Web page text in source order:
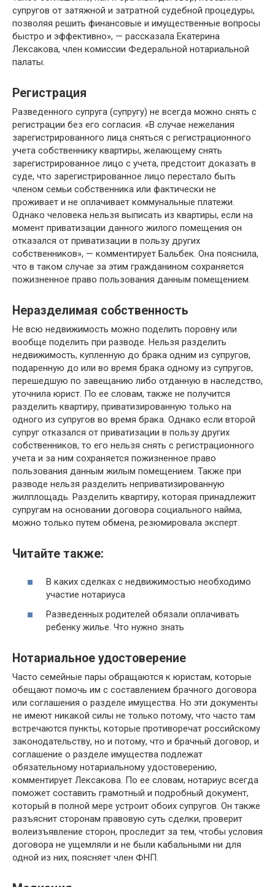
супругов от затяжной и затратной судебной процедуры,
позволяя решить финансовые и имущественные вопросы
быстро и эффективно», — рассказала Екатерина
Лексакова, член комиссии Федеральной нотариальной
палаты.
Регистрация
Разведенного супруга (супругу) не всегда можно снять с
регистрации без его согласия. «В случае нежелания
зарегистрированного лица сняться с регистрационного
учета собственнику квартиры, желающему снять
зарегистрированное лицо с учета, предстоит доказать в
суде, что зарегистрированное лицо перестало быть
членом семьи собственника или фактически не
проживает и не оплачивает коммунальные платежи.
Однако человека нельзя выписать из квартиры, если на
момент приватизации данного жилого помещения он
отказался от приватизации в пользу других
собственников», — комментирует Бальбек. Она пояснила,
что в таком случае за этим гражданином сохраняется
пожизненное право пользования данным помещением.
Неразделимая собственность
Не всю недвижимость можно поделить поровну или
вообще поделить при разводе. Нельзя разделить
недвижимость, купленную до брака одним из супругов,
подаренную до или во время брака одному из супругов,
перешедшую по завещанию либо отданную в наследство,
уточнила юрист. По ее словам, также не получится
разделить квартиру, приватизированную только на
одного из супругов во время брака. Однако если второй
супруг отказался от приватизации в пользу других
собственников, то его нельзя снять с регистрационного
учета и за ним сохраняется пожизненное право
пользования данным жилым помещением. Также при
разводе нельзя разделить неприватизированную
жилплощадь. Разделить квартиру, которая принадлежит
супругам на основании договора социального найма,
можно только путем обмена, резюмировала эксперт.
Читайте также:
В каких сделках с недвижимостью необходимо
участие нотариуса
Разведенных родителей обязали оплачивать
ребенку жилье. Что нужно знать
Нотариальное удостоверение
Часто семейные пары обращаются к юристам, которые
обещают помочь им с составлением брачного договора
или соглашения о разделе имущества. Но эти документы
не имеют никакой силы не только потому, что часто там
встречаются пункты, которые противоречат российскому
законодательству, но и потому, что и брачный договор, и
соглашение о разделе имущества подлежат
обязательному нотариальному удостоверению,
комментирует Лексакова. По ее словам, нотариус всегда
поможет составить грамотный и подробный документ,
который в полной мере устроит обоих супругов. Он также
разъяснит сторонам правовую суть сделки, проверит
волеизъявление сторон, проследит за тем, чтобы условия
договора не ущемляли и не были кабальными ни для
одной из них, поясняет член ФНП.